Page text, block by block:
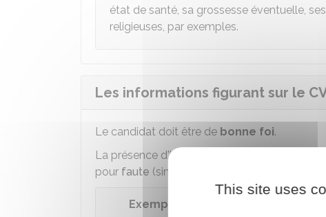
état de santé, sa grossesse éventuelle,
religieuses, par exemples.
Les informations figurant sur le
Le candidat doit être de bonne foi.
La présence d'informations mensongères
pour faute (simple ou grave).
Exemple
This site uses